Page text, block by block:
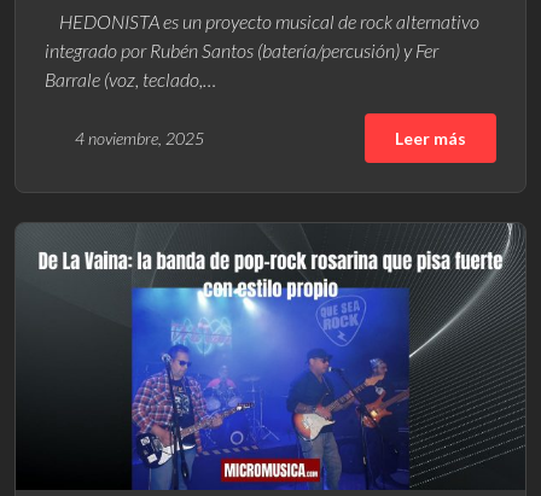
HEDONISTA es un proyecto musical de rock alternativo
integrado por Rubén Santos (batería/percusión) y Fer
Barrale (voz, teclado,…
4 noviembre, 2025 Leer más